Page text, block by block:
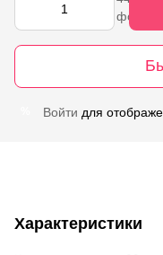
Войти для
Характеристики